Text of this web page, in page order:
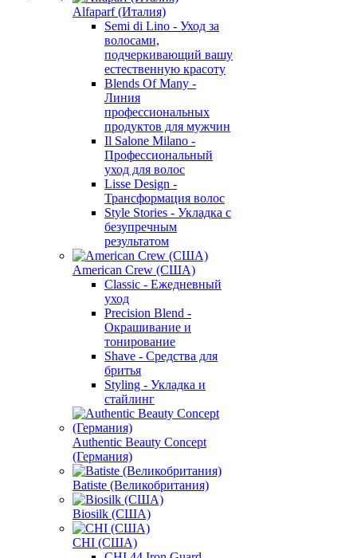
Alfaparf (Италия)
Semi di Lino - Уход за
волосами,
подчеркивающий вашу
естественную красоту
Blends Of Many -
Линия
профессиональных
продуктов для мужчин
Il Salone Milano -
Профессиональный
уход для волос
Lisse Design -
Трансформация волос
Style Stories - Укладка с
безупречным
результатом
American Crew (США)
Classic - Ежедневный
уход
Precision Blend -
Окрашивание и
тонирование
Shave - Средства для
бритья
Styling - Укладка и
стайлинг
Authentic Beauty Concept
(Германия)
Batiste (Великобритания)
Biosilk (США)
CHI (США)